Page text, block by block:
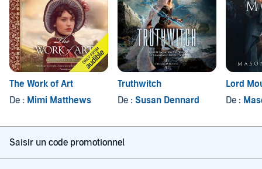
The Work of Art
De : Mimi Matthews
Truthwitch
De : Susan Dennard
Lord
De :
Saisir un code promotionnel